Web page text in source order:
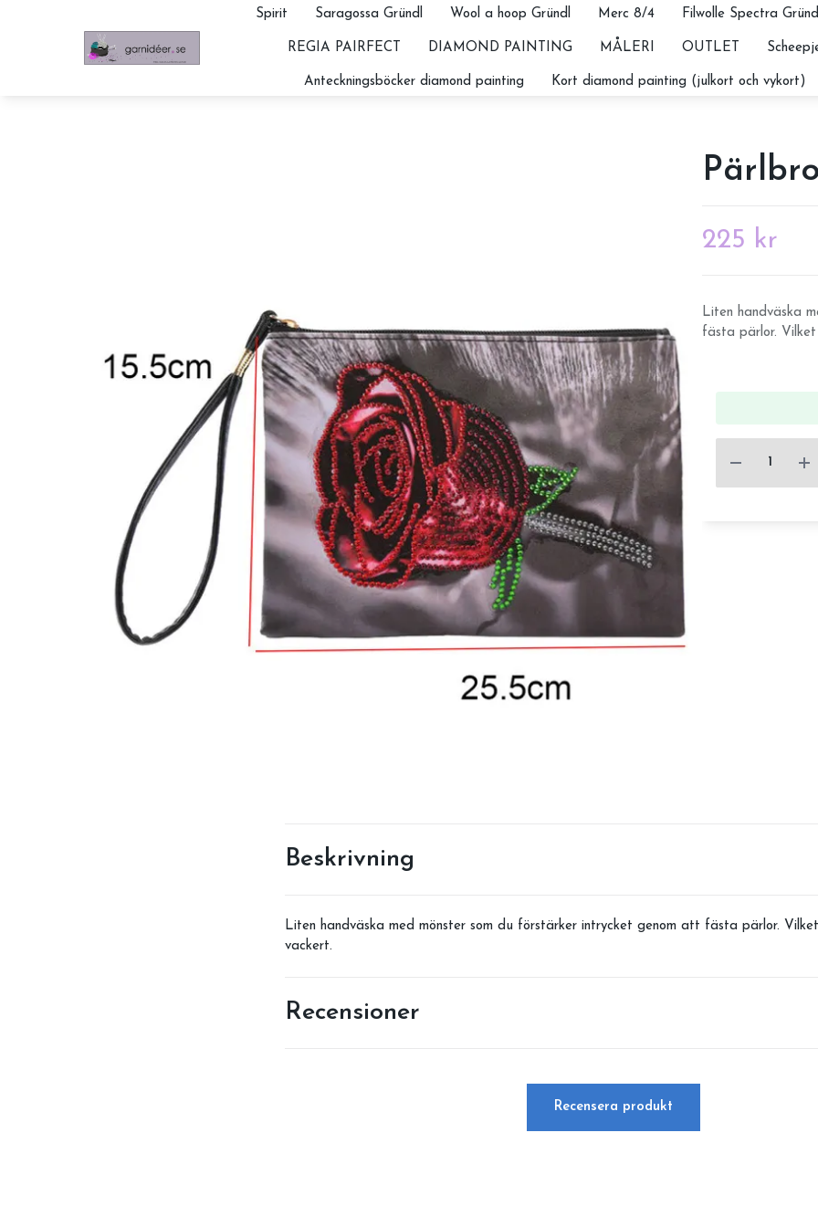
Spirit Saragossa Gründl Wool a hoop Gründl Merc 8/4 Filwolle Spectra Gründl
REGIA PAIRFECT DIAMOND PAINTING MÅLERI OUTLET
Anteckningsböcker diamond painting Kort diamond painting (julkort och vykort)
225 kr
Liten handväska
fästa pärlor.
Beskrivning
Liten handväska med mönster som du förstärker intrycket genom att fästa pärlor.
vackert.
Recensioner
Recensera produkt